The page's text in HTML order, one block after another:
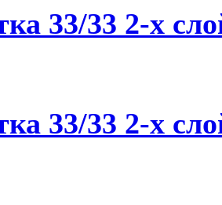
33/33 2-х
33/33 2-х